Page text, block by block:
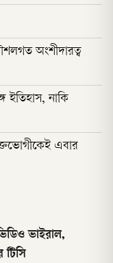
অংশীদারত্ব
ইতিহাস, নাকি
এবার
ভাইরাল,